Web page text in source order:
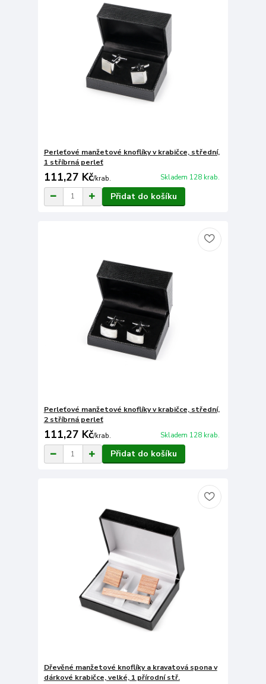
Perleťové manžetové knoflíky v krabičce, střední,
1 stříbrná perleť
111,27 Kč/krab. Skladem 128 krab.
Přidat do košíku
Perleťové manžetové knoflíky v krabičce, střední,
2 stříbrná perleť
111,27 Kč/krab. Skladem 128 krab.
Přidat do košíku
Dřevěné manžetové knoflíky a kravatová spona v
dárkové krabičce, velké, 1 přírodní stř.